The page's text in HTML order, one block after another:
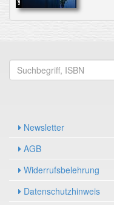
Newsletter
AGB
Widerrufsbelehrung
Datenschutzhinweis